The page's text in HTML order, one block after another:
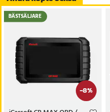
-8%
BÄSTSÄLJARE